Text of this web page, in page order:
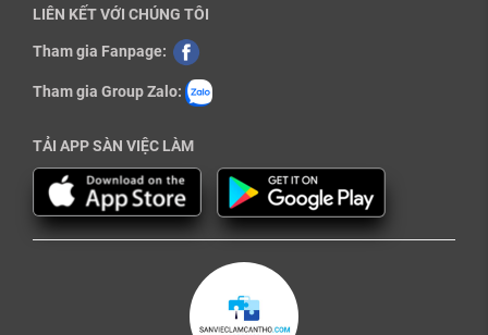
LIÊN KẾT VỚI CHÚNG TÔI
Tham gia Fanpage:
Tham gia Group Zalo:
TẢI APP SÀN VIỆC LÀM